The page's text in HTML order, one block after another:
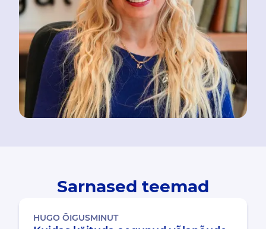
Sarnased teemad
HUGO ÕIGUSMINUT